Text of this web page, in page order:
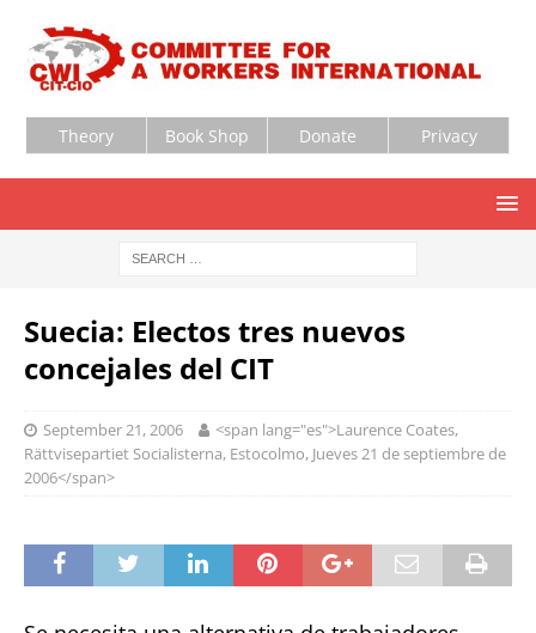
Theory Book Shop Donate Privacy
Suecia: Electos tres nuevos
concejales del CIT
September 21, 2006
<span lang="es">Laurence Coates,
Rättvisepartiet Socialisterna, Estocolmo, Jueves 21 de septiembre de
2006</span>